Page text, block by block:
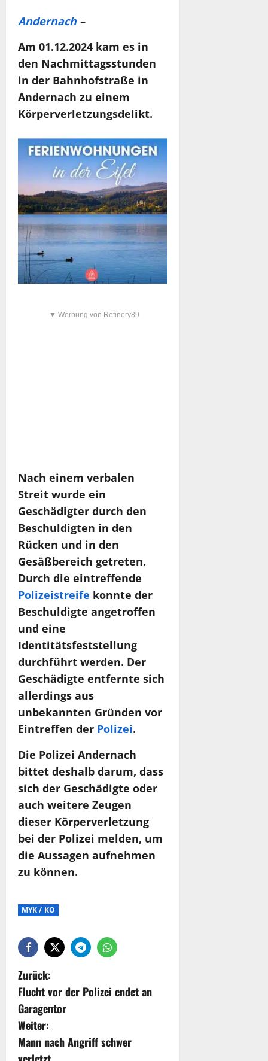
Andernach–
Am 01.12.2024 kam es in
den Nachmittagsstunden
in der Bahnhofstraße in
Andernach zu einem
Körperverletzungsdelikt.
▼ Werbung von Refinery89
Nach einem verbalen
Streit wurde ein
Geschädigter durch den
Beschuldigten in den
Rücken und in den
Gesäßbereich getreten.
Durch die eintreffende
Polizeistreife konnte der
Beschuldigte angetroffen
und eine
Identitätsfeststellung
durchführt werden. Der
Geschädigte entfernte sich
allerdings aus
unbekannten Gründen vor
Eintreffen der Polizei.
Die Polizei Andernach
bittet deshalb darum, dass
sich der Geschädigte oder
auch weitere Zeugen
dieser Körperverletzung
bei der Polizei melden, um
die Aussagen aufnehmen
zu können.
MYK / KO
Zurück:
Flucht vor der Polizei endet an
Garagentor
Weiter:
Mann nach Angriff schwer